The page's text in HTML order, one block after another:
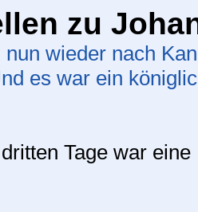
zu
nun wieder nach
es war ein
Tage war